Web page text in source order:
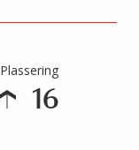
Plassering
16